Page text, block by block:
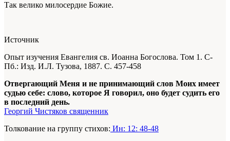
Так велико милосердие Божие.
Источник
Опыт изучения Евангелия св. Иоанна Богослова. Том 1. С-
Пб.: Изд. И.Л. Тузова, 1887. С. 457-458
Отвергающий Меня и не принимающий слов Моих имеет
судью себе: слово, которое Я говорил, оно будет судить его
в последний день.
Георгий Чистяков священник
Толкование на группу стихов: Ин: 12: 48-48